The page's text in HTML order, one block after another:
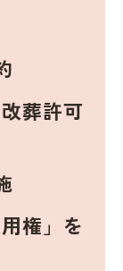
葬許可
権」を